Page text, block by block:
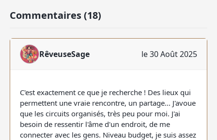
Commentaires (18)
RêveuseSage le 30 Août 2025
C'est exactement ce que je recherche ! Des lieux qui
permettent une vraie rencontre, un partage... J'avoue
que les circuits organisés, très peu pour moi. J'ai
besoin de ressentir l'âme d'un endroit, de me
connecter avec les gens. Niveau budget, je suis assez